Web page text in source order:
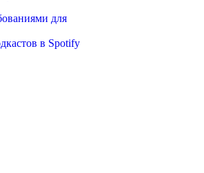
для
в Spotify